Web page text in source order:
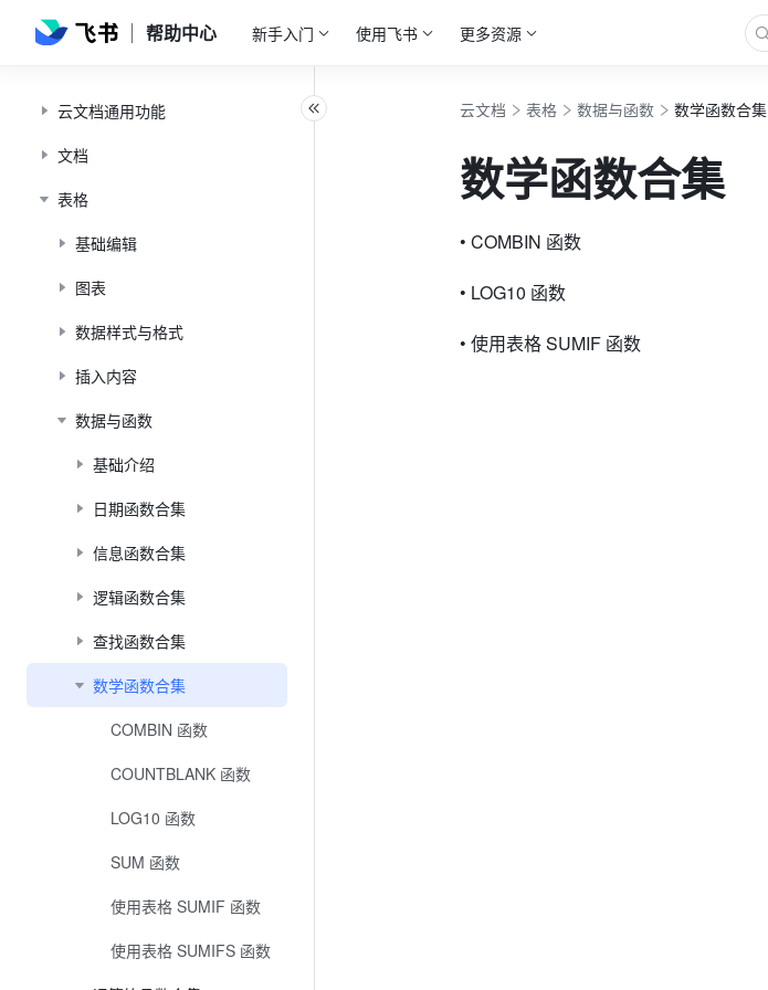
帮助中心 新手入门 使用飞书 更多资源
云文档通用功能
文档
表格
基础编辑
图表
数据样式与格式
插入内容
数据与函数
基础介绍
日期函数合集
信息函数合集
逻辑函数合集
查找函数合集
数学函数合集
COMBIN 函数
COUNTBLANK 函数
LOG10 函数
SUM 函数
使用表格 SUMIF 函数
使用表格 SUMIFS 函数
云文档 表格 数据与函数 数学函数合集
数学函数合集
• COMBIN 函数
• LOG10 函数
• 使用表格 SUMIF 函数